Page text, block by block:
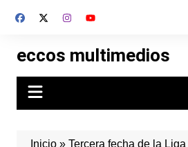
eccos multimedios
Inicio» Tercera fecha de la